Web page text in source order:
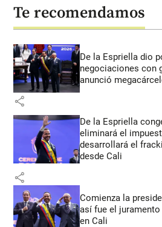
Te recomendamos
De la Espriella dio
negociaciones con
anunció
share
De la Espriella
eliminará el
desarrollará el
desde Cali
share
Comienza la
así fue el
en Cali